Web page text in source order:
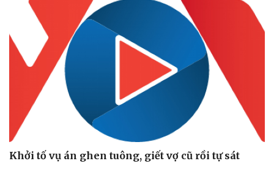
Khởi tố vụ án ghen tuông, giết vợ cũ rồi tự sát